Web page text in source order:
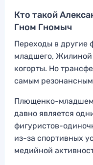
Кто такой
Гном Гномыч
Переходы в
младшего,
когорты. Но
самым
Плющенко-
давно является
фигуристов-
из-за спортивных
медийной